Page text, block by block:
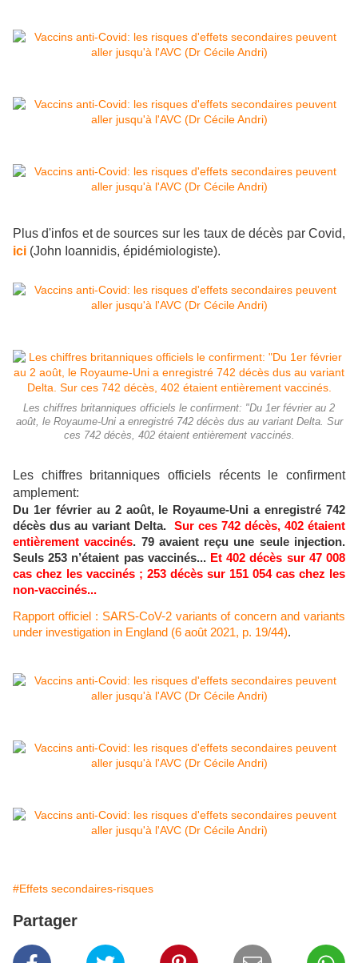
Plus d'infos et de sources sur les taux de décès par Covid,
ici (John Ioannidis, épidémiologiste).
Les chiffres britanniques officiels le confirment: "Du 1er février au 2
août, le Royaume-Uni a enregistré 742 décès dus au variant Delta. Sur
ces 742 décès, 402 étaient entièrement vaccinés.
Les chiffres britanniques officiels récents le confirment
amplement:
Du 1er février au 2 août, le Royaume-Uni a enregistré 742
décès dus au variant Delta. Sur ces 742 décès, 402 étaient
entièrement vaccinés. 79 avaient reçu une seule injection.
Seuls 253 n’étaient pas vaccinés... Et 402 décès sur 47 008
cas chez les vaccinés ; 253 décès sur 151 054 cas chez les
non-vaccinés...
Rapport officiel : SARS-CoV-2 variants of concern and variants
under investigation in England (6 août 2021, p. 19/44).
#Effets secondaires-risques
Partager